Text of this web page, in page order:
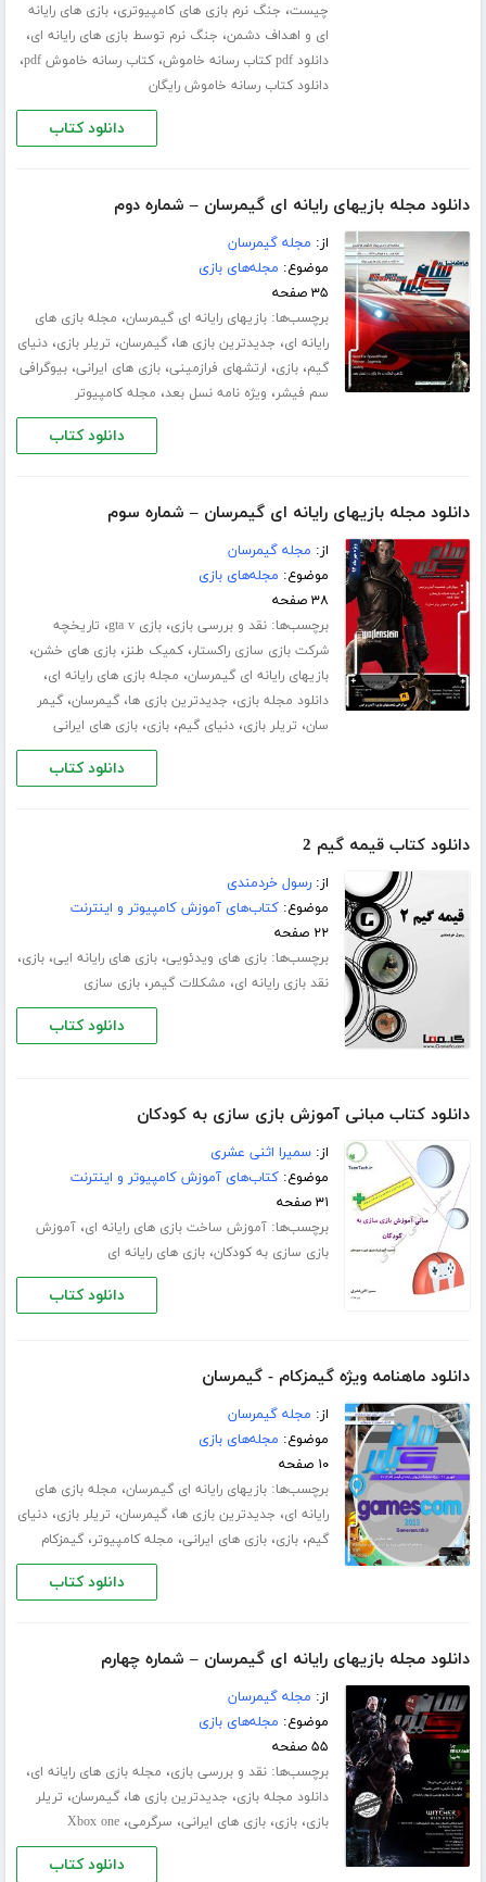
چیست، جنگ نرم بازی های کامپیوتری،بازی های رایانه
ای و اهداف دشمن، جنگ نرم توسط بازی های رایانه ای،
دانلود pdf کتاب رسانه خاموش ،کتاب رسانه خاموش pdf ،
دانلود کتاب رسانه خاموش رایگان
دانلود کتاب
دانلود مجله بازیهای رایانه ای گیمرسان – شماره دوم
از: مجله گیمرسان
موضوع: مجله‌های بازی
۳۵ صفحه
برچسب‌ها:بازیهای رایانه ای گیمرسان، مجله بازی های
رایانه ای، جدیدترین بازی ها،گیمرسان، تریلر بازی،دنیای
گیم،بازی، ارتشهای فرازمینی،بازی های ایرانی،بیوگرافی
سم فیشر، ویژه نامه نسل بعد، مجله کامپیوتر
دانلود کتاب
دانلود مجله بازیهای رایانه ای گیمرسان – شماره سوم
از: مجله گیمرسان
موضوع: مجله‌های بازی
۳۸ صفحه
برچسب‌ها:نقد و بررسی بازی،بازی gta v ، تاریخچه
شرکت بازی سازی راکستار،کمیک طنز،بازی های خشن،
بازیهای رایانه ای گیمرسان، مجله بازی های رایانه ای،
دانلود مجله بازی، جدیدترین بازی ها،گیمرسان،گیمر
سان، تریلر بازی،دنیای گیم،بازی،بازی های ایرانی
دانلود کتاب
دانلود کتاب قیمه گیم 2
از:رسول خردمندی
موضوع:کتاب‌های آموزش کامپیوتر و اینترنت
۲۲ صفحه
برچسب‌ها:بازی های ویدئویی،بازی های رایانه ایی،بازی،
نقد بازی رایانه ای، مشکلات گیمر،بازی سازی
دانلود کتاب
دانلود کتاب مبانی آموزش بازی سازی به کودکان
از:سمیرا اثنی عشری
موضوع:کتاب‌های آموزش کامپیوتر و اینترنت
۳۱ صفحه
برچسب‌ها:آموزش ساخت بازی های رایانه ای،آموزش
بازی سازی به کودکان،بازی های رایانه ای
دانلود کتاب
دانلود ماهنامه ویژه گیمزکام - گیمرسان
از: مجله گیمرسان
موضوع: مجله‌های بازی
۱۰ صفحه
برچسب‌ها:بازیهای رایانه ای گیمرسان، مجله بازی های
رایانه ای، جدیدترین بازی ها،گیمرسان، تریلر بازی،دنیای
گیم،بازی،بازی های ایرانی، مجله کامپیوتر،گیمزکام
دانلود کتاب
دانلود مجله بازیهای رایانه ای گیمرسان – شماره چهارم
از: مجله گیمرسان
موضوع: مجله‌های بازی
۵۵ صفحه
برچسب‌ها:نقد و بررسی بازی، مجله بازی های رایانه ای،
دانلود مجله بازی، جدیدترین بازی ها،گیمرسان، تریلر
بازی،بازی،بازی های ایرانی، سرگرمی،Xbox one
دانلود کتاب